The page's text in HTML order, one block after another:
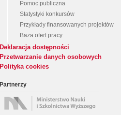
Pomoc publiczna
Statystyki konkursów
Przykłady finansowanych projektów
Baza ofert pracy
Deklaracja dostępności
Przetwarzanie danych osobowych
Polityka cookies
Partnerzy